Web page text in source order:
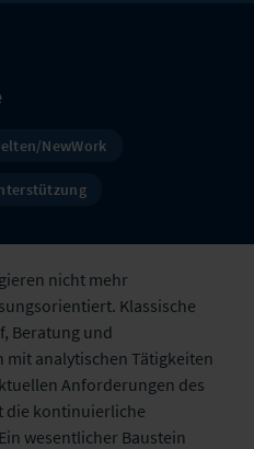
NewWork
nicht mehr
Klassische
Beratung und
analytischen Tätigkeiten
Anforderungen des
die kontinuierliche
wesentlicher Baustein